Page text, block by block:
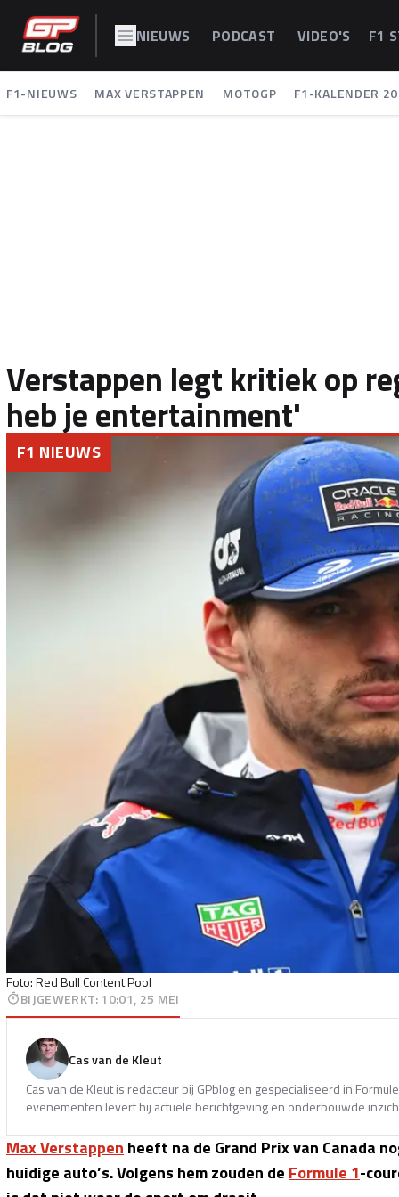
NIEUWS PODCAST VIDEO'S F1
F1-NIEUWS MAX VERSTAPPEN MOTOGP F1-KALENDER
Verstappen legt kritiek op
heb je entertainment'
Foto: Red Bull Content Pool
F1 NIEUWS
BIJGEWERKT:10:01, 25 MEI
Cas van de Kleut
Cas van de Kleut is redacteur bij GPblog en gespecialiseerd in
evenementen levert hij actuele berichtgeving en onderbouwde
Max Verstappen heeft na de Grand Prix van Canada
huidige auto’s. Volgens hem zouden de Formule 1-